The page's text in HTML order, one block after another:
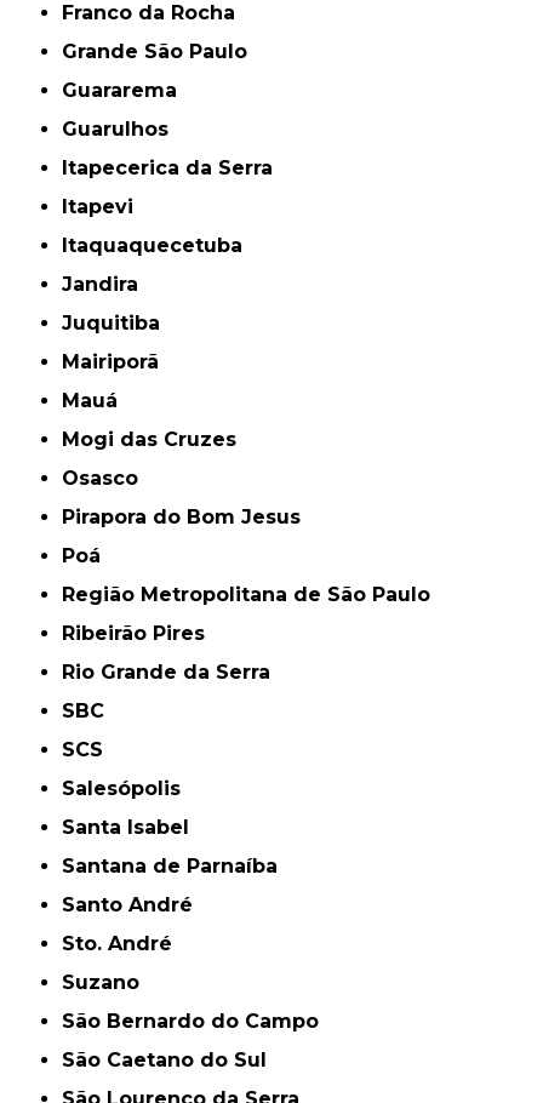
Franco da Rocha
Grande São Paulo
Guararema
Guarulhos
Itapecerica da Serra
Itapevi
Itaquaquecetuba
Jandira
Juquitiba
Mairiporã
Mauá
Mogi das Cruzes
Osasco
Pirapora do Bom Jesus
Poá
Região Metropolitana de São Paulo
Ribeirão Pires
Rio Grande da Serra
SBC
SCS
Salesópolis
Santa Isabel
Santana de Parnaíba
Santo André
Sto. André
Suzano
São Bernardo do Campo
São Caetano do Sul